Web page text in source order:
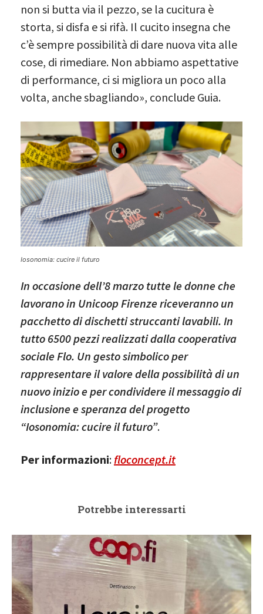
non si butta via il pezzo, se la cucitura è
storta, si disfa e si rifà. Il cucito insegna che
c’è sempre possibilità di dare nuova vita alle
cose, di rimediare. Non abbiamo aspettative
di performance, ci si migliora un poco alla
volta, anche sbagliando», conclude Guia.
Iosonomia: cucire il futuro
In occasione dell’8 marzo tutte le donne che
lavorano in Unicoop Firenze riceveranno un
pacchetto di dischetti struccanti lavabili. In
tutto 6500 pezzi realizzati dalla cooperativa
sociale Flo. Un gesto simbolico per
rappresentare il valore della possibilità di un
nuovo inizio e per condividere il messaggio di
inclusione e speranza del progetto
“Iosonomia: cucire il futuro”.
Per informazioni: floconcept.it
Potrebbe interessarti